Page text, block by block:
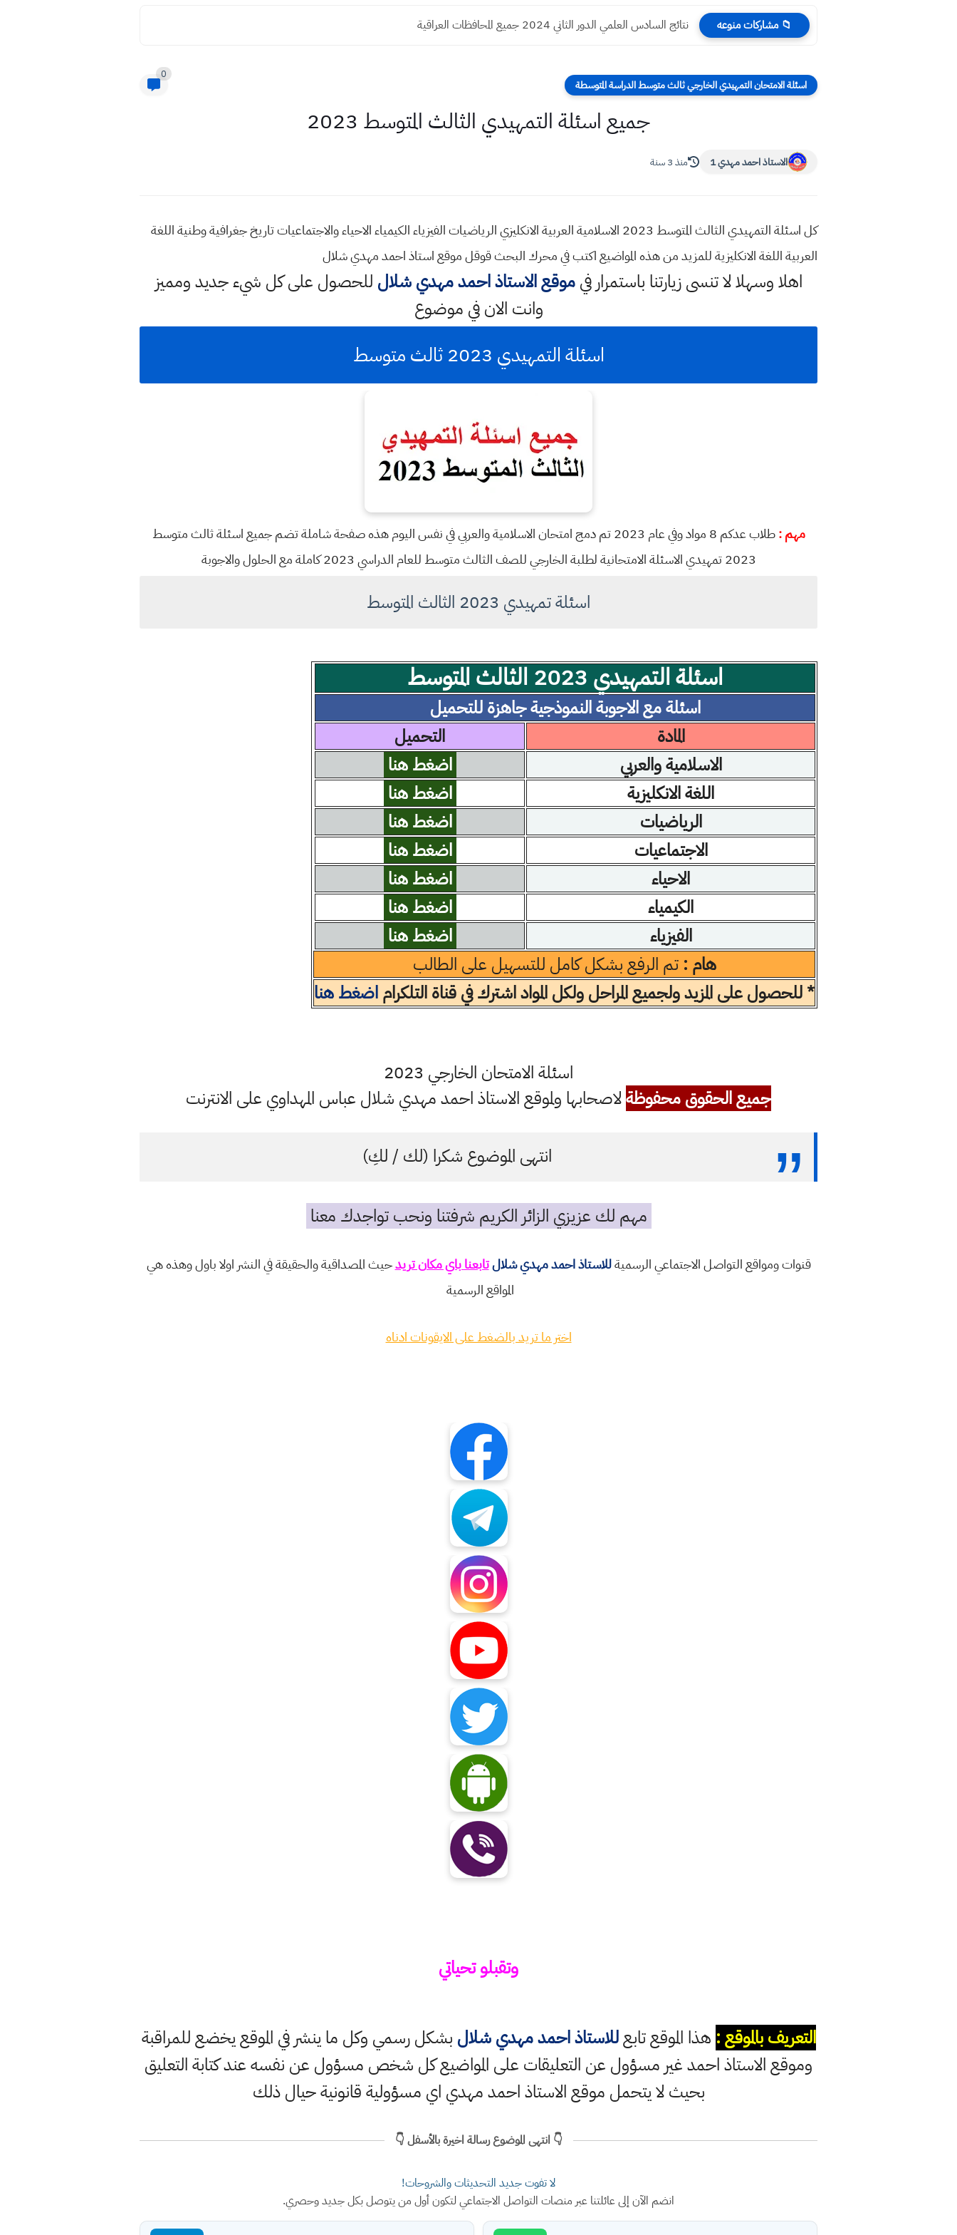
📁 مشاركات منوعه نتائج السادس العلمي الدور الثاني 2024 جميع المحافظات العراقية
اسئلة الامتحان التمهيدي الخارجي ثالث متوسط الدراسة المتوسطة
0
جميع اسئلة التمهيدي الثالث المتوسط 2023
الاستاذ احمد مهدي 1 منذ 3 سنة
كل اسئلة التمهيدي الثالث المتوسط 2023 الاسلامية العربية الانكليزي الرياضيات الفيزياء الكيمياء الاحياء والاجتماعيات تاريخ جغرافية وطنية اللغة
العربية اللغة الانكليزية للمزيد من هذه المواضيع اكتب في محرك البحث قوقل موقع استاذ احمد مهدي شلال
اهلا وسهلالا تنسى زيارتنا باستمرار فيموقع الاستاذ احمد مهدي شلال للحصول على كل شيء جديد ومميز
وانت الان في موضوع
اسئلة التمهيدي 2023 ثالث متوسط
مهم :
طلاب عدكم 8 مواد وفي عام 2023 تم دمج امتحان الاسلامية والعربي في نفس اليوم هذه صفحة شاملة تضم جميع اسئلة ثالث متوسط
2023 تمهيدي الاسئلة الامتحانية لطلبة الخارجي للصف الثالث متوسط للعام الدراسي 2023 كاملة مع الحلول والاجوبة
اسئلة تمهيدي 2023 الثالث المتوسط
اسئلة التمهيدي 2023 الثالث المتوسط
اسئلة مع الاجوبة النموذجية جاهزة للتحميل
المادة
التحميل
الاسلامية والعربي
اضغط هنا
اللغة الانكليزية
اضغط هنا
الرياضيات
اضغط هنا
الاجتماعيات
اضغط هنا
الاحياء
اضغط هنا
الكيمياء
اضغط هنا
الفيزياء
اضغط هنا
هام :تم الرفع بشكل كامل للتسهيل على الطالب
* للحصول على المزيد ولجميع المراحل ولكل المواد اشترك في قناة التلكراماضغط هنا
اسئلة الامتحان الخارجي 2023
جميع الحقوق محفوظةلاصحابها ولموقع الاستاذ احمد مهدي شلال عباس المهداوي على الانترنت
انتهى الموضوع شكرا (لك / لكِ)
مهم لك عزيزي الزائر الكريم شرفتنا ونحب تواجدك معنا
قنوات ومواقع التواصل الاجتماعي الرسميةللاستاذ احمد مهدي شلالتابعنا باي مكان تريدحيث المصداقية والحقيقة في النشر اولا باول وهذه هي
المواقع الرسمية
اختر ما تريد بالضغط على الايقونات ادناه
وتقبلو تحياتي
التعريف بالموقع : هذا الموقع تابعللاستاذ احمد مهدي شلال بشكل رسمي وكل ما ينشر في الموقع يخضع للمراقبة
وموقع الاستاذ احمد غير مسؤول عن التعليقات على المواضيع كل شخص مسؤول عن نفسه عند كتابة التعليق
بحيث لا يتحمل موقع الاستاذ احمد مهدي اي مسؤولية قانونية حيال ذلك
👇 انتهى الموضوع رسالة اخيرة بالأسفل 👇
لا تفوت جديد التحديثات والشروحات!
انضم الآن إلى عائلتنا عبر منصات التواصل الاجتماعي لتكون أول من يتوصل بكل جديد وحصري.